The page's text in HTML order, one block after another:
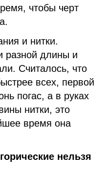
чтобы черт
и нитки.
разной длины и
Считалось, что
всех, первой
погас, а в руках
нитки, это
время она
нельзя